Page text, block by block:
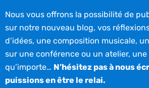
Nous vous offrons la possibilité de
sur notre nouveau blog, vos
d’idées, une composition musicale,
sur une conférence ou un atelier,
qu’importe… N’hésitez pas à nous
puissions en être le relai.